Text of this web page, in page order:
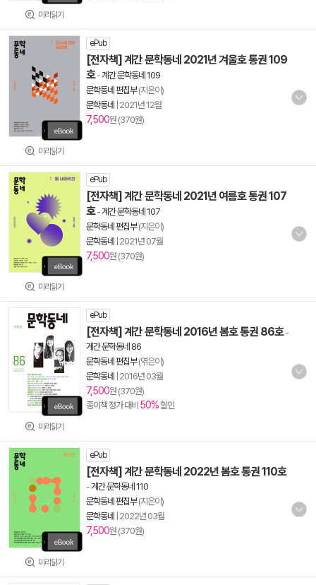
미리읽기
미리읽기
ePub
[전자책] 계간 문학동네 2021년 겨울호 통권 109
호-계간 문학동네 109
문학동네 편집부(지은이)
문학동네
2021년 12월
7,500원 (370원)
미리읽기
ePub
[전자책] 계간 문학동네 2021년 여름호 통권 107
호-계간 문학동네 107
문학동네 편집부(지은이)
문학동네
2021년 07월
7,500원 (370원)
미리읽기
ePub
[전자책] 계간 문학동네 2016년 봄호 통권 86호-
계간 문학동네 86
문학동네 편집부(엮은이)
문학동네
2016년 03월
7,500원 (370원)
종이책 정가 대비 50%할인
미리읽기
ePub
[전자책] 계간 문학동네 2022년 봄호 통권 110호
-계간 문학동네 110
문학동네 편집부(지은이)
문학동네
2022년 03월
7,500원 (370원)